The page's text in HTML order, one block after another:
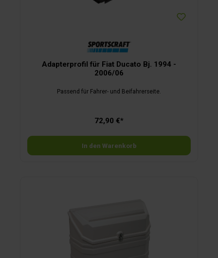
Adapterprofil für Fiat Ducato Bj. 1994 -
2006/06
Passend für Fahrer- und Beifahrerseite.
72,90 €*
In den Warenkorb